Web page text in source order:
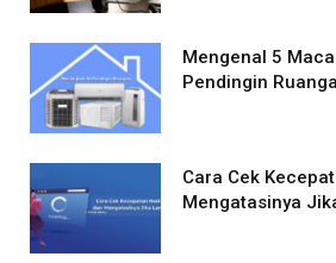
Mengenal 5
Pendingin
Cara Cek
Mengatasinya